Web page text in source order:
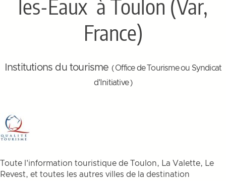
les-Eaux à Toulon (Var,
France)
Institutions du tourisme ( Office de Tourisme ou Syndicat
d'Initiative )
Toute l'information touristique de Toulon, La Valette, Le
Revest, et toutes les autres villes de la destination